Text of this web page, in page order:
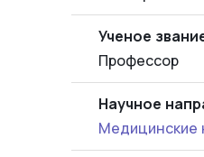
Ученое
Профессор
Научное
Медицинские